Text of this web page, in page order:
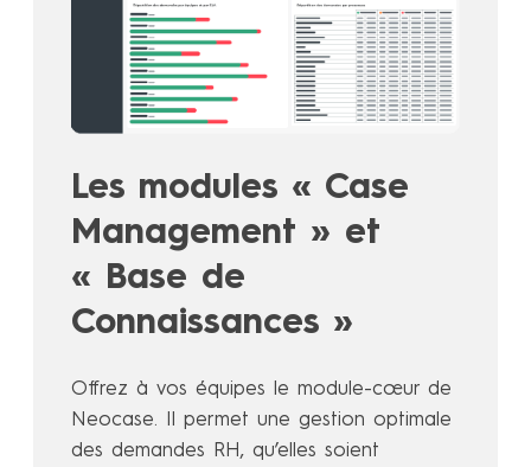
Les modules « Case
Management » et
« Base de
Connaissances »
Offrez à vos équipes le module-cœur de
Neocase. Il permet une gestion optimale
des demandes RH, qu’elles soient